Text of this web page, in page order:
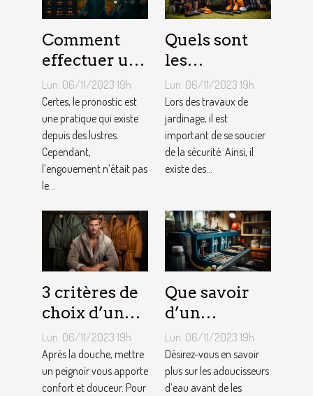
Comment
effectuer un
pronostic en
ligne ?
Lun. 06/11/2023 19h
Certes, le pronostic est
une pratique qui existe
depuis des lustres.
Cependant,
l’engouement n’était pas
le...
Quels sont
les
équipements
pour le
jardinage ?
Lun. 06/11/2023 19h
Lors des travaux de
jardinage, il est
important de se soucier
de la sécurité. Ainsi, il
existe des...
3 critères de
choix d’un
peignoir de
bain pour
homme ?
Lun. 06/11/2023 19h
Après la douche, mettre
un peignoir vous apporte
confort et douceur. Pour
Que savoir
d’un
adoucisseur
d’eau ?
Lun. 06/11/2023 19h
Désirez-vous en savoir
plus sur les adoucisseurs
d’eau avant de les